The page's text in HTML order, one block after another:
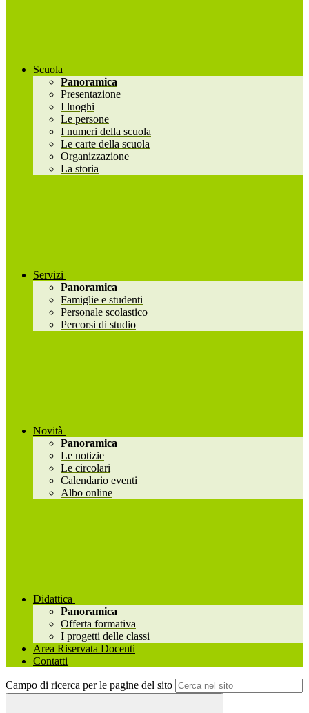
Scuola
Panoramica
Presentazione
I luoghi
Le persone
I numeri della scuola
Le carte della scuola
Organizzazione
La storia
Servizi
Panoramica
Famiglie e studenti
Personale scolastico
Percorsi di studio
Novità
Panoramica
Le notizie
Le circolari
Calendario eventi
Albo online
Didattica
Panoramica
Offerta formativa
I progetti delle classi
Area Riservata Docenti
Contatti
Campo di ricerca per le pagine del sito